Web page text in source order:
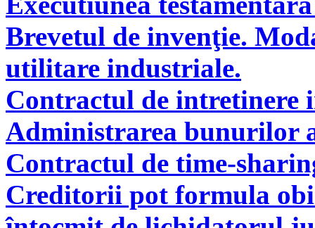
Brevetul de invenţie.
utilitare industriale.
Contractul de intretinere
Administrarea bunurilor
Contractul de time-
Creditorii pot formula